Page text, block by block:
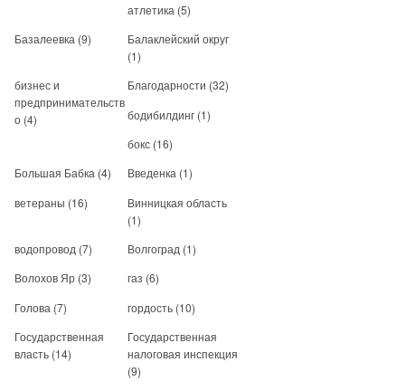
атлетика (5)
Базалеевка (9)
Балаклейский округ
(1)
бизнес и
предпринимательств
о (4)
Благодарности (32)
бодибилдинг (1)
бокс (16)
Большая Бабка (4) Введенка (1)
ветераны (16)
Винницкая область
(1)
водопровод (7) Волгоград (1)
Волохов Яр (3) газ (6)
Голова (7) гордость (10)
Государственная
власть (14)
Государственная
налоговая инспекция
(9)